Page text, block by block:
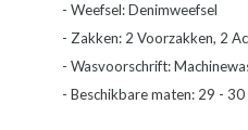
- Weefsel: Denimweefsel
- Zakken: 2 Voorzakken, 2
- Wasvoorschrift:
- Beschikbare maten: 29 -